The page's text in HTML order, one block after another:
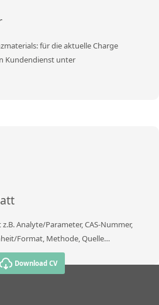
für die aktuelle Charge
Kundendienst unter
Analyte/Parameter, CAS-Nummer,
Format, Methode, Quelle…
Download CV